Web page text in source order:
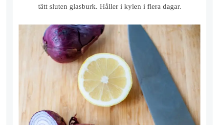
tätt sluten glasburk. Håller i kylen i flera dagar.